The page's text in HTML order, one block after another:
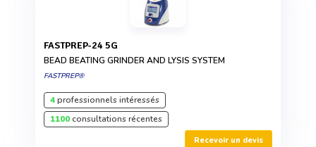
FASTPREP-24 5G
BEAD BEATING GRINDER AND LYSIS SYSTEM
FASTPREP®
4professionnels intéressés
1100consultations récentes
Recevoir un devis